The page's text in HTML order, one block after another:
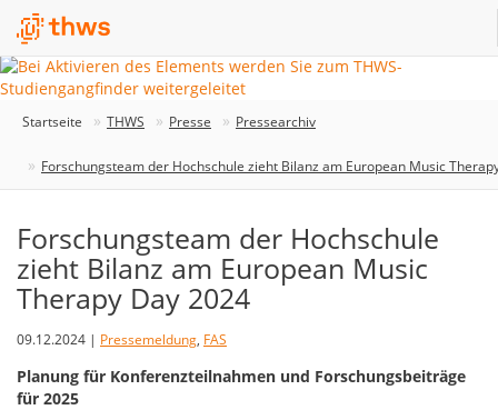
Startseite THWS Presse Pressearchiv
Forschungsteam der Hochschule zieht Bilanz am European Music
Forschungsteam der Hochschule
zieht Bilanz am European Music
Therapy Day 2024
09.12.2024 | Pressemeldung, FAS
Planung für Konferenzteilnahmen und Forschungsbeiträge
für 2025